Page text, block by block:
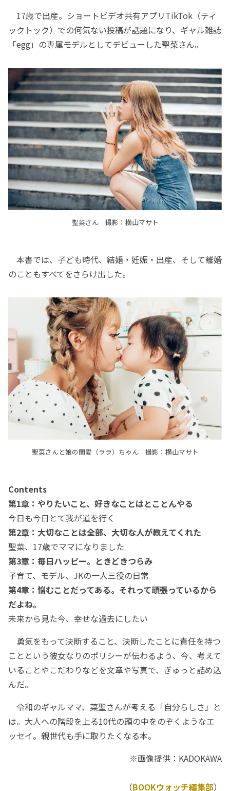
17歳で出産。ショートビデオ共有アプリTikTok（ティ
ックトック）での何気ない投稿が話題になり、ギャル雑誌
「egg」の専属モデルとしてデビューした聖菜さん。
聖菜さん 撮影：横山マサト
本書では、子ども時代、結婚・妊娠・出産、そして離婚
のこともすべてをさらけ出した。
聖菜さんと娘の蘭愛（ララ）ちゃん 撮影：横山マサト
Contents
第1章：やりたいこと、好きなことはとことんやる
今日も今日とて我が道を行く
第2章：大切なことは全部、大切な人が教えてくれた
聖菜、17歳でママになりました
第3章：毎日ハッピー。ときどきつらみ
子育て、モデル、JKの一人三役の日常
第4章：悩むことだってある。それって頑張っているから
だよね。
未来から見た今、幸せな過去にしたい
勇気をもって決断すること、決断したことに責任を持つ
ことという彼女なりのポリシーが伝わるよう、今、考えて
いることやこだわりなどを文章や写真で、ぎゅっと詰め込
んだ。
令和のギャルママ、菜聖さんが考える「自分らしさ」と
は。大人への階段を上る10代の頭の中をのぞくようなエ
ッセイ。親世代も手に取りたくなる本。
※画像提供：KADOKAWA
（BOOKウォッチ編集部）